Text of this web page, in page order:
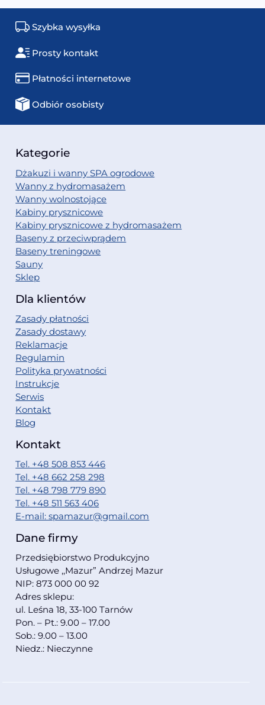
Szybka wysyłka
Prosty kontakt
Płatności internetowe
Odbiór osobisty
Kategorie
Dżakuzi i wanny SPA ogrodowe
Wanny z hydromasażem
Wanny wolnostojące
Kabiny prysznicowe
Kabiny prysznicowe z hydromasażem
Baseny z przeciwprądem
Baseny treningowe
Sauny
Sklep
Dla klientów
Zasady płatności
Zasady dostawy
Reklamacje
Regulamin
Polityka prywatności
Instrukcje
Serwis
Kontakt
Blog
Kontakt
Tel. +48 508 853 446
Tel. +48 662 258 298
Tel. +48 798 779 890
Tel. +48 511 563 406
E-mail: spamazur@gmail.com
Dane firmy
Przedsiębiorstwo Produkcyjno
Usługowe ,,Mazur” Andrzej Mazur
NIP: 873 000 00 92
Adres sklepu:
ul. Leśna 18, 33-100 Tarnów
Pon. – Pt.: 9.00 – 17.00
Sob.: 9.00 – 13.00
Niedz.: Nieczynne